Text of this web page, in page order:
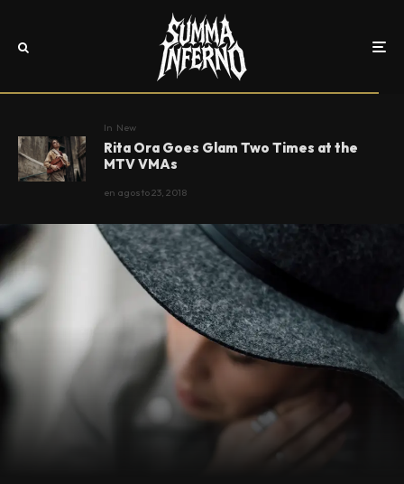
In New
Rita Ora Goes Glam Two Times at the
MTV VMAs
en agosto 23, 2018